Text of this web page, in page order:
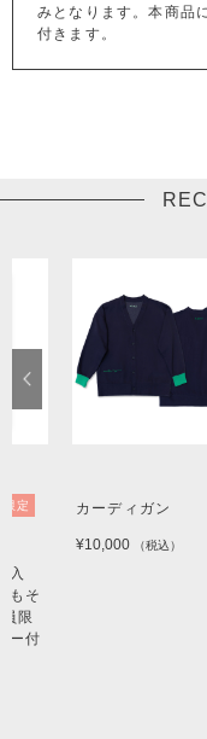
みとなります。本商品
付きます。
限定
入
もそ
限
ー付
カーディガン
¥10,000 （税込）